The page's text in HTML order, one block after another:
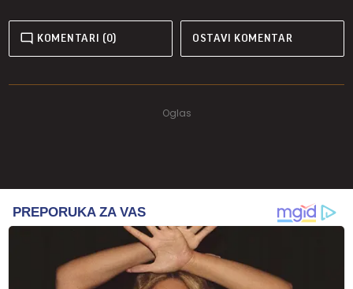
KOMENTARI (0) OSTAVI KOMENTAR